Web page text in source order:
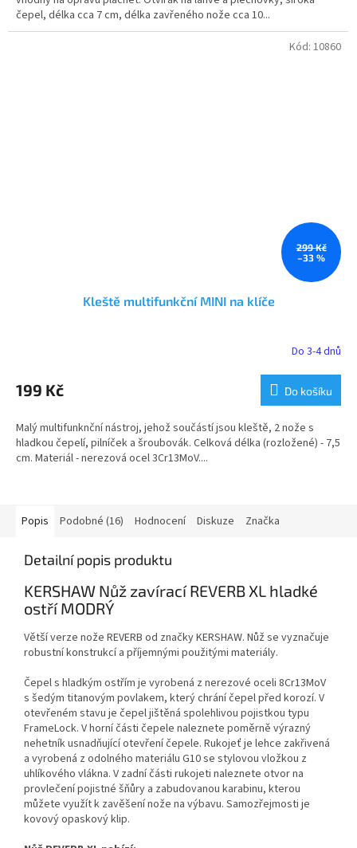
čepel, délka cca 7 cm, délka zavřeného nože cca 10...
299 Kč
–33 %
Kleště multifunkční MINI na klíče
Do 3-4 dnů
199 Kč Do košíku
Malý multifunknční nástroj, jehož součástí jsou kleště, 2 nože s
hladkou čepelí, pilníček a šroubovák. Celková délka (rozložené) - 7,5
cm. Materiál - nerezová ocel 3Cr13MoV....
Kód: 10860
Popis Podobné (16) Hodnocení Diskuze Značka
Detailní popis produktu
KERSHAW Nůž zavírací REVERB XL hladké
ostří MODRÝ
Větší verze nože REVERB od značky KERSHAW. Nůž se vyznačuje
robustní konstrukcí a příjemnými použitými materiály.
Čepel s hladkým ostřím je vyrobená z nerezové oceli 8Cr13MoV
s šedým titanovým povlakem, který chrání čepel před korozí. V
otevřeném stavu je čepel jištěná spolehlivou pojistkou typu
FrameLock. V horní části čepele naleznete poměrně výrazný
nehetník usnadňující otevření čepele. Rukojeť je lehce zakřivená
a vyrobená z odolného materiálu G10 se stylovou vložkou z
uhlíkového vlákna. V zadní části rukojeti naleznete otvor na
provlečení pojistné šňůry a zabudovanou karabinu, kterou
můžete využít k zavěšení nože na výbavu. Samozřejmosti je
kovový opaskový klip.